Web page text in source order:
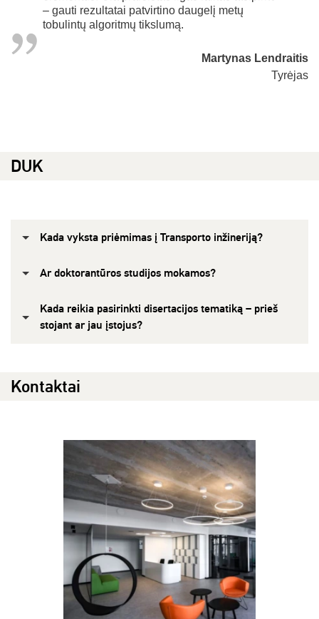
– gauti rezultatai patvirtino daugelį metų
tobulintų algoritmų tikslumą.
Martynas Lendraitis
Tyrėjas
DUK
Kada vyksta priėmimas į Transporto inžineriją?
Ar doktorantūros studijos mokamos?
Kada reikia pasirinkti disertacijos tematiką – prieš
stojant ar jau įstojus?
Kontaktai